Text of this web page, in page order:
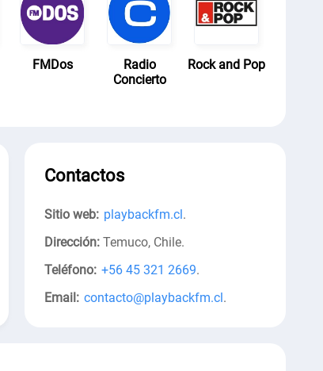
FMDos
Radio
Concierto
Rock and Pop
Contactos
Sitio web: playbackfm.cl.
Dirección: Temuco, Chile.
Teléfono: +56 45 321 2669.
Email: contacto@playbackfm.cl.